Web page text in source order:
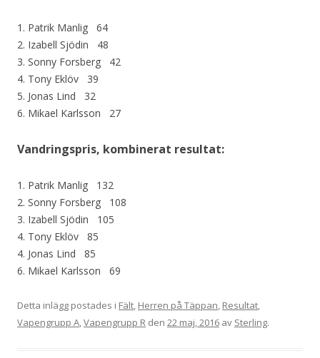
1. Patrik Manlig 64
2. Izabell Sjödin 48
3. Sonny Forsberg 42
4. Tony Eklöv 39
5. Jonas Lind 32
6. Mikael Karlsson 27
Vandringspris, kombinerat resultat:
1. Patrik Manlig 132
2. Sonny Forsberg 108
3. Izabell Sjödin 105
4. Tony Eklöv 85
4. Jonas Lind 85
6. Mikael Karlsson 69
Detta inlägg postades i Fält, Herren på Täppan, Resultat,
Vapengrupp A,Vapengrupp R den 22 maj, 2016 av Sterling.